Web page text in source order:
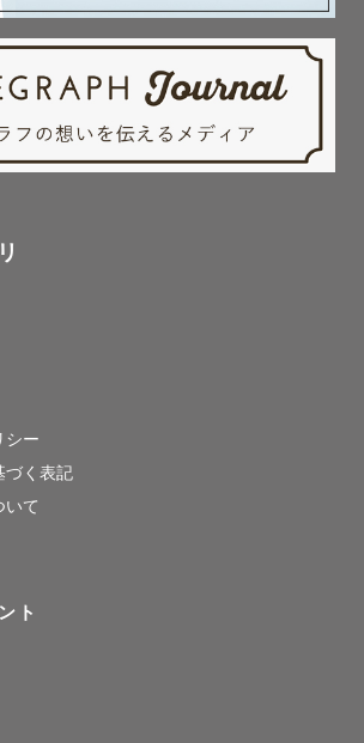
シー
づく表記
いて
ト